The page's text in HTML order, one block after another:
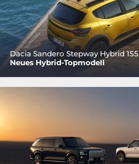
Dacia Sandero Stepway Hybrid 155
Neues Hybrid-Topmodell